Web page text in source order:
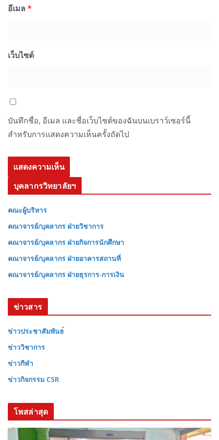
อีเมล *
เว็บไซต์
บันทึกชื่อ, อีเมล และชื่อเว็บไซต์ของฉันบนเบราว์เซอร์นี้
สำหรับการแสดงความเห็นครั้งถัดไป
บุคลากรวิทยาลัยฯ
คณะผู้บริหาร
คณาจารย์/บุคลากร ฝ่ายวิชาการ
คณาจารย์/บุคลากร ฝ่ายกิจการนักศึกษา
คณาจารย์/บุคลากร ฝ่ายอาคารสถานที่
คณาจารย์/บุคลากร ฝ่ายธุรการ-การเงิน
ข่าวสาร
ข่าวประชาสัมพันธ
ข่าววิชาการ
ข่าวกีฬา
ข่าวกิจกรรม CSR
โพสล่าสุด